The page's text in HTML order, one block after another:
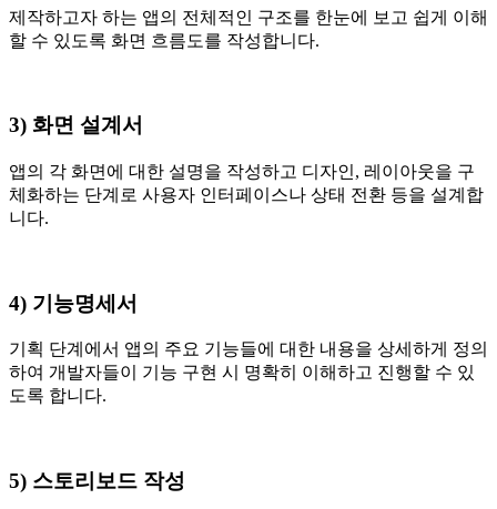
제작하고자 하는 앱의 전체적인 구조를 한눈에 보고 쉽게 이해
할 수 있도록 화면 흐름도를 작성합니다.
3) 화면 설계서
앱의 각 화면에 대한 설명을 작성하고 디자인, 레이아웃을 구
체화하는 단계로 사용자 인터페이스나 상태 전환 등을 설계합
니다.
4) 기능명세서
기획 단계에서 앱의 주요 기능들에 대한 내용을 상세하게 정의
하여 개발자들이 기능 구현 시 명확히 이해하고 진행할 수 있
도록 합니다.
5) 스토리보드 작성